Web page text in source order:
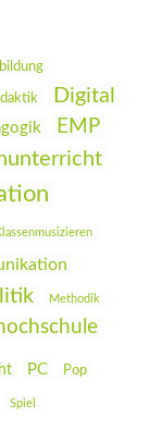
Digital
EMP
Methodik
PC Pop
Spiel